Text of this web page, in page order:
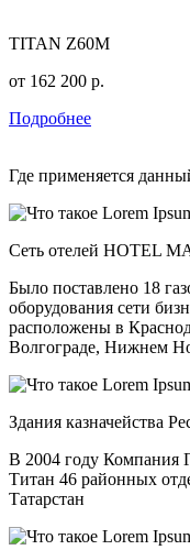
TITAN Z60M
от 162 200 р.
Подробнее
Где применяется
Сеть отелей HOTEL
Было поставлено 18
оборудования сети
расположены в
Волгограде, Нижнем
Здания казначейства
В 2004 году Компания
Титан 46 районных
Татарстан